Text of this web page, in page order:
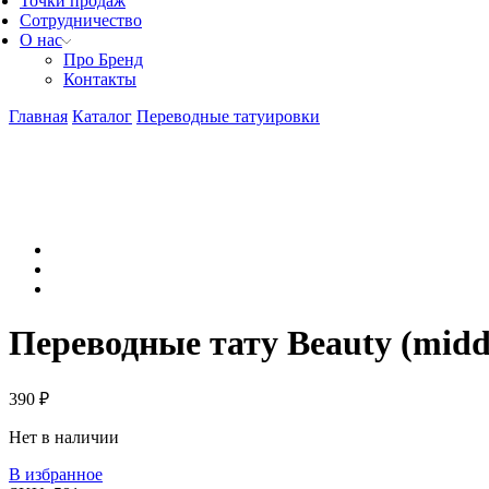
Сотрудничество
О нас
Про Бренд
Контакты
Главная Каталог Переводные татуировки
Переводные тату Beauty
390 ₽
Нет в наличии
В избранное